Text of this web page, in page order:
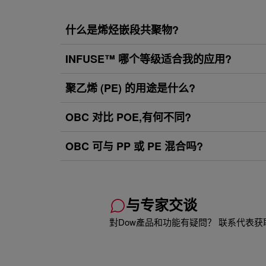
什么是烯烃嵌段共聚物?
INFUSE™ 哪个等级适合我的应用?
聚乙烯 (PE) 的用途是什么?
OBC 对比 POE,有何不同?
OBC 可与 PP 或 PE 混合吗?
与专家交谈
對Dow產品和功能有疑問？ 联系代表获